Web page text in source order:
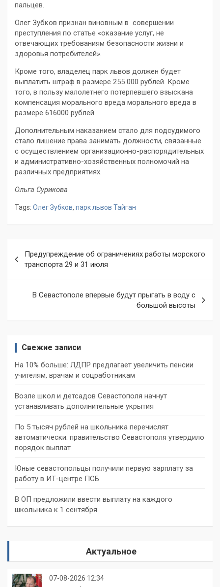
пальцев.
Олег Зубков признан виновным в совершении
преступления по статье «оказание услуг, не
отвечающих требованиям безопасности жизни и
здоровья потребителей».
Кроме того, владелец парк львов должен будет
выплатить штраф в размере 255 000 рублей. Кроме
того, в пользу малолетнего потерпевшего взыскана
компенсация морального вреда морального вреда в
размере 616000 рублей.
Дополнительным наказанием стало для подсудимого
стало лишение права занимать должности, связанные
с осуществлением организационно-распорядительных
и административно-хозяйственных полномочий на
различных предприятиях.
Ольга Сурикова
Tags: Олег Зубков, парк львов Тайган
по
записям
Предупреждение об ограничениях работы морского
транспорта 29 и 31 июля
В Севастополе впервые будут прыгать в воду с
большой высоты
Свежие записи
На 10% больше: ЛДПР предлагает увеличить пенсии
учителям, врачам и соцработникам
Возле школ и детсадов Севастополя начнут
устанавливать дополнительные укрытия
По 5 тысяч рублей на школьника перечислят
автоматически: правительство Севастополя утвердило
порядок выплат
Юные севастопольцы получили первую зарплату за
работу в ИТ-центре ПСБ
В ОП предложили ввести выплату на каждого
школьника к 1 сентября
Актуальное
07-08-2026 12:34